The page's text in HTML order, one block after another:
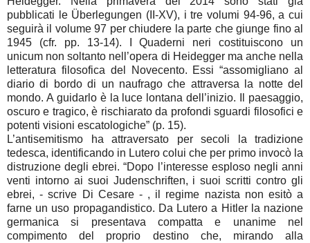
pubblicati le Überlegungen (II-XV), i tre volumi 94-96, a cui
seguirà il volume 97 per chiudere la parte che giunge fino al
1945 (cfr. pp. 13-14). I Quaderni neri costituiscono un
unicum non soltanto nell’opera di Heidegger ma anche nella
letteratura filosofica del Novecento. Essi “assomigliano al
diario di bordo di un naufrago che attraversa la notte del
mondo. A guidarlo è la luce lontana dell’inizio. Il paesaggio,
oscuro e tragico, è rischiarato da profondi sguardi filosofici e
potenti visioni escatologiche” (p. 15).
L’antisemitismo ha attraversato per secoli la tradizione
tedesca, identificando in Lutero colui che per primo invocò la
distruzione degli ebrei. “Dopo l’interesse esploso negli anni
venti intorno ai suoi Judenschriften, i suoi scritti contro gli
ebrei, - scrive Di Cesare - , il regime nazista non esitò a
farne un uso propagandistico. Da Lutero a Hitler la nazione
germanica si presentava compatta e unanime nel
compimento del proprio destino che, mirando alla